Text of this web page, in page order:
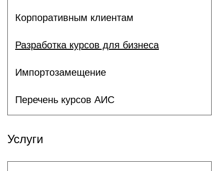
Корпоративным клиентам
Разработка курсов для бизнеса
Импортозамещение
Перечень курсов АИС
Услуги